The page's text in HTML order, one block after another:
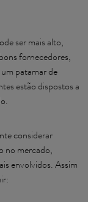
ser mais alto,
fornecedores,
patamar de
estão dispostos a
considerar
no mercado,
envolvidos. Assim